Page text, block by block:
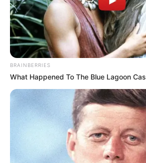
mussten die Abstammungslehre ja
lernen.
BRAINBERRIES
What Happened To The Blue Lagoon